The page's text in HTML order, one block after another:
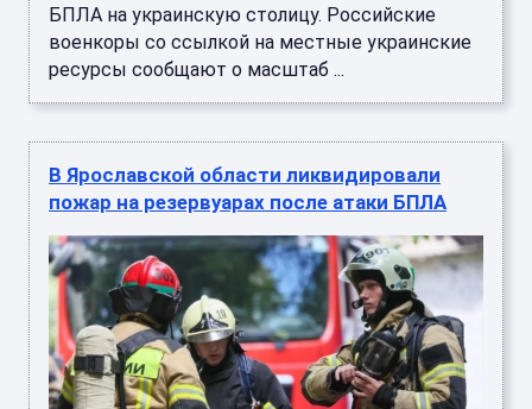
БПЛА на украинскую столицу. Российские
военкоры со ссылкой на местные украинские
ресурсы сообщают о масштаб ...
В Ярославской области ликвидировали
пожар на резервуарах после атаки БПЛА